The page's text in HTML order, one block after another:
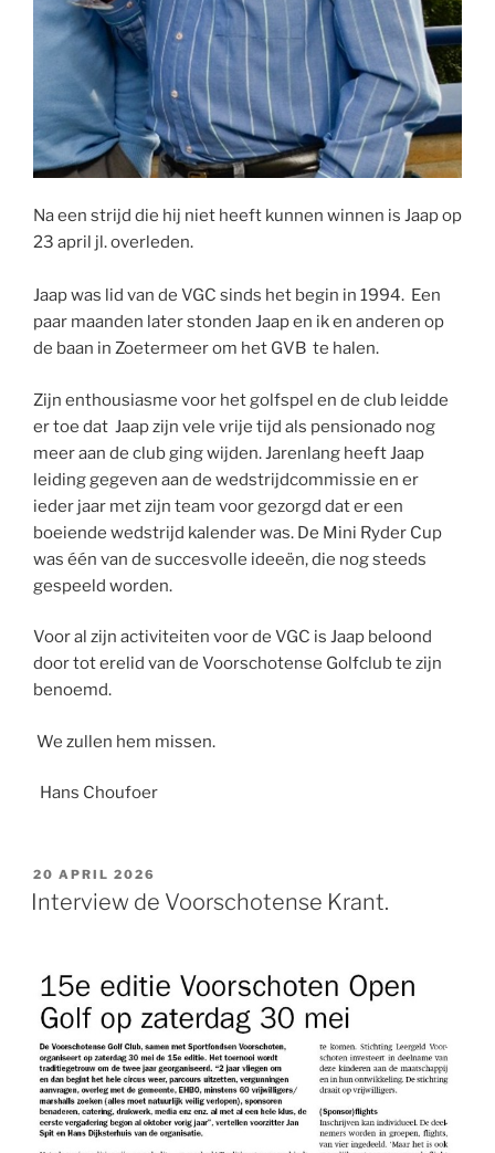
Na een strijd die hij niet heeft kunnen winnen is Jaap op
23 april jl. overleden.
Jaap was lid van de VGC sinds het begin in 1994. Een
paar maanden later stonden Jaap en ik en anderen op
de baan in Zoetermeer om het GVB te halen.
Zijn enthousiasme voor het golfspel en de club leidde
er toe dat Jaap zijn vele vrije tijd als pensionado nog
meer aan de club ging wijden. Jarenlang heeft Jaap
leiding gegeven aan de wedstrijdcommissie en er
ieder jaar met zijn team voor gezorgd dat er een
boeiende wedstrijd kalender was. De Mini Ryder Cup
was één van de succesvolle ideeën, die nog steeds
gespeeld worden.
Voor al zijn activiteiten voor de VGC is Jaap beloond
door tot erelid van de Voorschotense Golfclub te zijn
benoemd.
We zullen hem missen.
Hans Choufoer
GEPLAATST
OP
20 APRIL 2026
Interview de Voorschotense Krant.